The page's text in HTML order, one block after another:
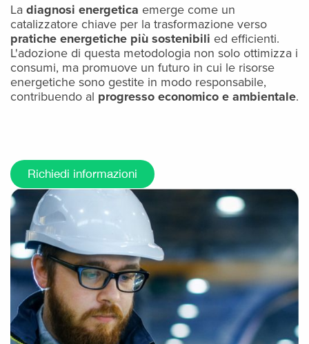
La diagnosi energetica emerge come un
catalizzatore chiave per la trasformazione verso
pratiche energetiche più sostenibili ed efficienti.
L'adozione di questa metodologia non solo ottimizza i
consumi, ma promuove un futuro in cui le risorse
energetiche sono gestite in modo responsabile,
contribuendo al progresso economico e ambientale.
Richiedi informazioni